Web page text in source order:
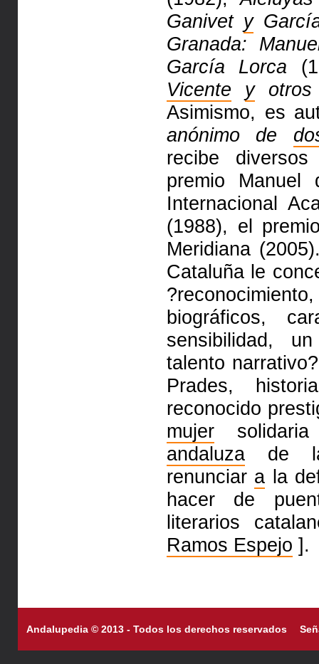
Ganivet y
Granada:
García Lorca
Vicente
yotros
Asimismo, es
anónimo de
recibe
premio
Internacional
(1988), el
Meridiana
Cataluña le
biográficos,
sensibilidad,
talento
Prades,
reconocido
mujer
andaluza de la
renunciar a la
hacer de
literarios
Ramos Espejo ].
Andalupedia © 2013 - Todos los derechos reservados